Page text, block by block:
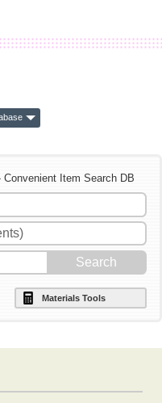
Convenient Item Search DB
Materials Tools